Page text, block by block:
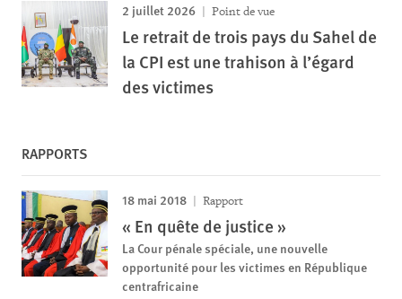
2 juillet 2026 Point de vue
Le retrait de trois pays du Sahel de
la CPI est une trahison à l’égard
des victimes
RAPPORTS
18 mai 2018 Rapport
« En quête de justice »
La Cour pénale spéciale, une nouvelle
opportunité pour les victimes en République
centrafricaine